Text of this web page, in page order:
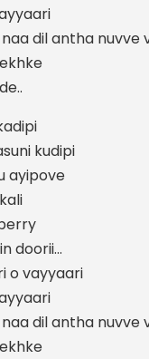
dil antha nuvve
kudipi
ayipove
doorii…
o vayyaari
dil antha nuvve